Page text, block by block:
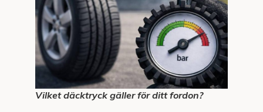
Vilket däcktryck gäller för ditt fordon?